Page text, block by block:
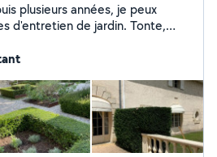
plusieurs années, je peux
d'entretien de jardin. Tonte,
Blanco